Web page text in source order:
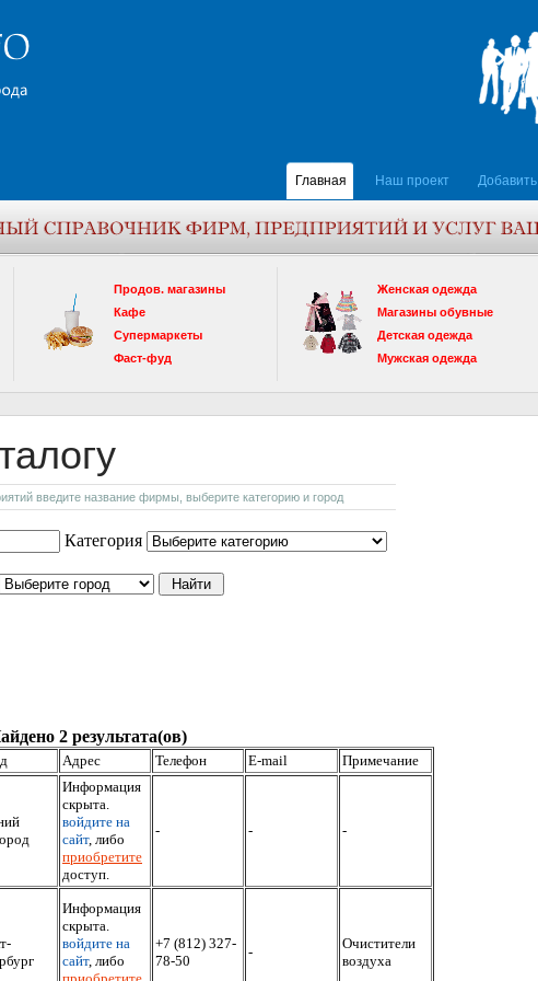
Главная Наш проект Добавить
Продов. магазины
Кафе
Супермаркеты
Фаст-фуд
Женская одежда
Магазины обувные
Детская одежда
Мужская одежда
введите название фирмы, выберите категорию и город
Категория
2 результата(ов)
Адрес Телефон E-mail Примечание
Информация
скрыта.
войдите на
сайт, либо
приобретите
доступ.
- - -
Информация
скрыта.
войдите на
сайт, либо
+7 (812) 327-
78-50
-
Очистители
воздуха